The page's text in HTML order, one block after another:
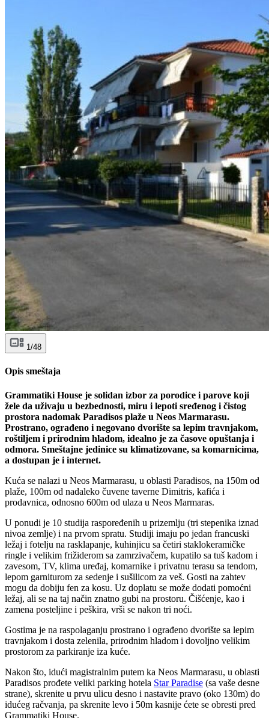
1/48
Opis smeštaja
Grammatiki House je solidan izbor za porodice i parove koji
žele da uživaju u bezbednosti, miru i lepoti sređenog i čistog
prostora nadomak Paradisos plaže u Neos Marmarasu.
Prostrano, ograđeno i negovano dvorište sa lepim travnjakom,
roštiljem i prirodnim hladom, idealno je za časove opuštanja i
odmora. Smeštajne jedinice su klimatizovane, sa komarnicima,
a dostupan je i internet.
Kuća se nalazi u Neos Marmarasu, u oblasti Paradisos, na 150m od
plaže, 100m od nadaleko čuvene taverne Dimitris, kafića i
prodavnica, odnosno 600m od ulaza u Neos Marmaras.
U ponudi je 10 studija raspoređenih u prizemlju (tri stepenika iznad
nivoa zemlje) i na prvom spratu. Studiji imaju po jedan francuski
ležaj i fotelju na rasklapanje, kuhinjicu sa četiri staklokeramičke
ringle i velikim frižiderom sa zamrzivačem, kupatilo sa tuš kadom i
zavesom, TV, klima uređaj, komarnike i privatnu terasu sa tendom,
lepom garniturom za sedenje i sušilicom za veš. Gosti na zahtev
mogu da dobiju fen za kosu. Uz doplatu se može dodati pomoćni
ležaj, ali se na taj način znatno gubi na prostoru. Čišćenje, kao i
zamena posteljine i peškira, vrši se nakon tri noći.
Gostima je na raspolaganju prostrano i ograđeno dvorište sa lepim
travnjakom i dosta zelenila, prirodnim hladom i dovoljno velikim
prostorom za parkiranje iza kuće.
Nakon što, idući magistralnim putem ka Neos Marmarasu, u oblasti
Paradisos prođete veliki parking hotela Star Paradise (sa vaše desne
strane), skrenite u prvu ulicu desno i nastavite pravo (oko 130m) do
idućeg račvanja, pa skrenite levo i 50m kasnije ćete se obresti pred
Grammatiki House.